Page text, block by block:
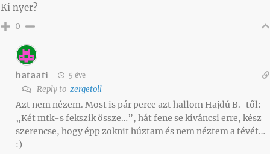
Ki nyer?
0
bataati 5 éve
Reply to zergetoll
Azt nem nézem. Most is pár perce azt hallom Hajdú B.-től:
„Két mtk-s fekszik össze…”, hát fene se kíváncsi erre, kész
szerencse, hogy épp zoknit húztam és nem néztem a tévét…
:)